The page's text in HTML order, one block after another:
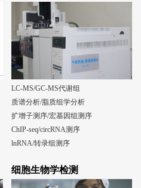
LC-MS/GC-MS代谢组
质谱分析/脂质组学分析
扩增子测序/宏基因组测序
ChIP-seq/circRNA测序
lnRNA/转录组测序
细胞生物学检测